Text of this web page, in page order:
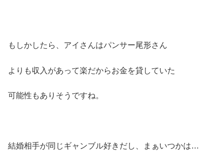
もしかしたら、アイさんはパンサー尾形さん
よりも収入があって楽だからお金を貸していた
可能性もありそうですね。
結婚相手が同じギャンブル好きだし、まぁいつかは…